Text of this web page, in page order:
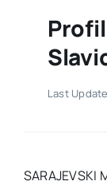
Last
SARAJEVSKI